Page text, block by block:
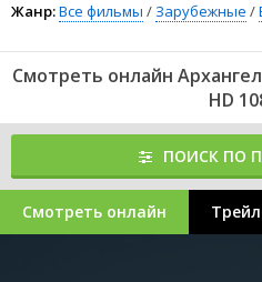
Жанр:Все фильмы / Зарубежные /
Смотреть онлайн
HD
ПОИСК ПО
Смотреть онлайн